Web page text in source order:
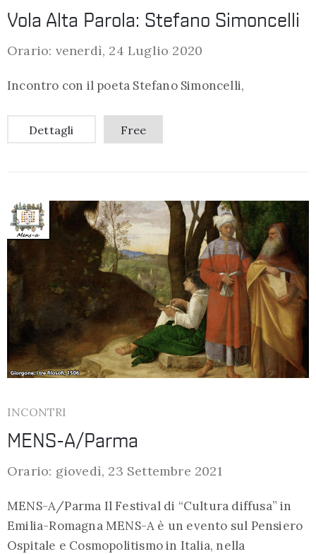
Vola Alta Parola: Stefano Simoncelli
Orario: venerdì, 24 Luglio 2020
Incontro con il poeta Stefano Simoncelli,
Dettagli Free
INCONTRI
MENS-A/Parma
Orario: giovedì, 23 Settembre 2021
MENS-A/Parma Il Festival di “Cultura diffusa” in
Emilia-Romagna MENS-A è un evento sul Pensiero
Ospitale e Cosmopolitismo in Italia, nella